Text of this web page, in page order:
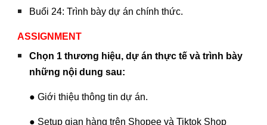
Buổi 24: Trình bày dự án chính thức.
ASSIGNMENT
Chọn 1 thương hiệu, dự án thực tế và trình bày
những nội dung sau:
● Giới thiệu thông tin dự án.
● Setup gian hàng trên Shopee và Tiktok Shop